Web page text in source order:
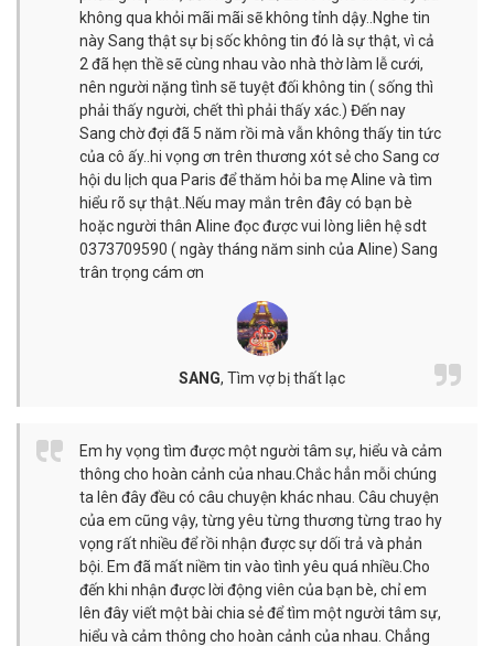
không qua khỏi mãi mãi sẽ không tỉnh dậy..Nghe tin
này Sang thật sự bị sốc không tin đó là sự thật, vì cả
2 đã hẹn thề sẽ cùng nhau vào nhà thờ làm lễ cưới,
nên người nặng tình sẽ tuyệt đối không tin ( sống thì
phải thấy người, chết thì phải thấy xác.) Đến nay
Sang chờ đợi đã 5 năm rồi mà vẫn không thấy tin tức
của cô ấy..hi vọng ơn trên thương xót sẻ cho Sang cơ
hội du lịch qua Paris để thăm hỏi ba mẹ Aline và tìm
hiểu rõ sự thật..Nếu may mắn trên đây có bạn bè
hoặc người thân Aline đọc được vui lòng liên hệ sdt
0373709590 ( ngày tháng năm sinh của Aline) Sang
trân trọng cám ơn
SANG, Tìm vợ bị thất lạc
Em hy vọng tìm được một người tâm sự, hiểu và cảm
thông cho hoàn cảnh của nhau.Chắc hẳn mỗi chúng
ta lên đây đều có câu chuyện khác nhau. Câu chuyện
của em cũng vậy, từng yêu từng thương từng trao hy
vọng rất nhiều để rồi nhận được sự dối trả và phản
bội. Em đã mất niềm tin vào tình yêu quá nhiều.Cho
đến khi nhận được lời động viên của bạn bè, chỉ em
lên đây viết một bài chia sẻ để tìm một người tâm sự,
hiểu và cảm thông cho hoàn cảnh của nhau. Chẳng